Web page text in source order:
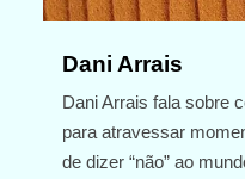
Dani Arrais
Dani Arrais fala sobre
para atravessar
de dizer “não” ao